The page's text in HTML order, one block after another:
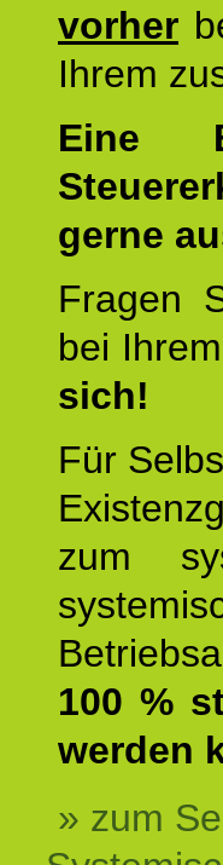
vorher
Ihrem
Eine
gerne
Fragen
bei
sich!
Für
zum
100 %
werden
» zum